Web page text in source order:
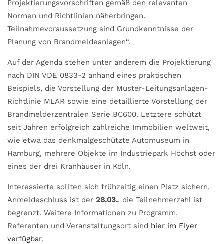
Projektierungsvorschriften gemäß den relevanten
Normen und Richtlinien näherbringen.
Teilnahmevoraussetzung sind Grundkenntnisse der
Planung von Brandmeldeanlagen“.
Auf der Agenda stehen unter anderem die Projektierung
nach DIN VDE 0833-2 anhand eines praktischen
Beispiels, die Vorstellung der Muster-Leitungsanlagen-
Richtlinie MLAR sowie eine detaillierte Vorstellung der
Brandmelderzentralen Serie BC600. Letztere schützt
seit Jahren erfolgreich zahlreiche Immobilien weltweit,
wie etwa das denkmalgeschützte Automuseum in
Hamburg, mehrere Objekte im Industriepark Höchst oder
eines der drei Kranhäuser in Köln.
Interessierte sollten sich frühzeitig einen Platz sichern,
Anmeldeschluss ist der 28.03., die Teilnehmerzahl ist
begrenzt. Weitere Informationen zu Programm,
Referenten und Veranstaltungsort sind hier im Flyer
verfügbar.